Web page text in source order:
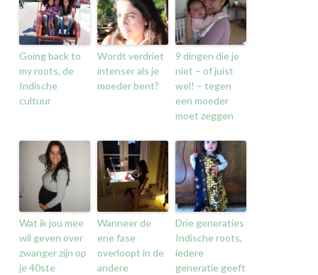
Going back to
my roots, de
Indische
cultuur
Wordt verdriet
intenser als je
moeder bent?
9 dingen die je
niet – of juist
wel! – tegen
een moeder
moet zeggen
Wat ik jou mee
wil geven over
zwanger zijn op
je 40ste
Wanneer de
ene fase
overloopt in de
andere
Drie generaties
Indische roots,
iedere
generatie geeft